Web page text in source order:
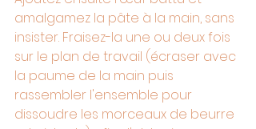
amalgamez la pâte à la main, sans
insister. Fraisez-la une ou deux fois
sur le plan de travail (écraser avec
la paume de la main puis
rassembler l'ensemble pour
dissoudre les morceaux de beurre